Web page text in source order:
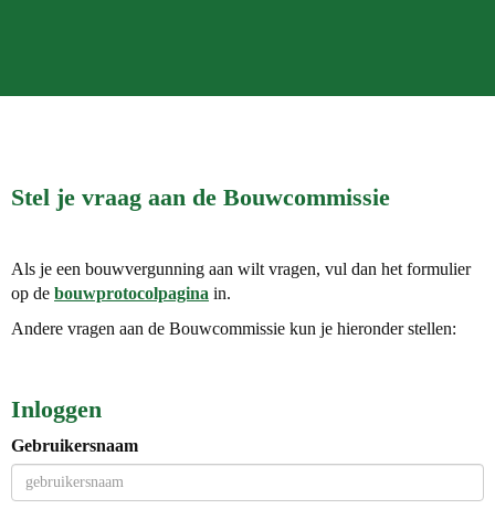
Stel je vraag aan de Bouwcommissie
Als je een bouwvergunning aan wilt vragen, vul dan het formulier
op de bouwprotocolpagina in.
Andere vragen aan de Bouwcommissie kun je hieronder stellen:
Inloggen
Gebruikersnaam